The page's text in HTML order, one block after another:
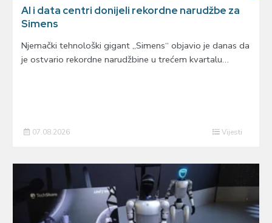
AI i data centri donijeli rekordne narudžbe za
Simens
Njemački tehnološki gigant „Simens“ objavio je danas da
je ostvario rekordne narudžbine u trećem kvartalu…
07.08.2026 Vijesti